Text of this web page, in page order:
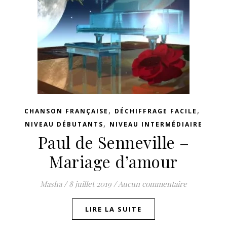
CHANSON FRANÇAISE , DÉCHIFFRAGE FACILE ,
NIVEAU DÉBUTANTS, NIVEAU INTERMÉDIAIRE
Paul de Senneville –
Mariage d’amour
Masha / 8 juillet 2019 /Aucun commentaire
LIRE LA SUITE